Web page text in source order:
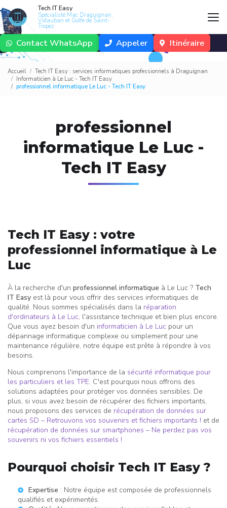
au
contenu
principal
Contact WhatsApp Appeler Itinéraire
Tech IT Easy
Spécialiste Mac Draguignan,
Vidauban et Golfe de Saint-
Tropez
Accueil
Tech IT Easy : services informatiques professionnels à Draguignan
Informaticien à Le Luc - Tech IT Easy
professionnel informatique Le Luc - Tech IT Easy
professionnel
informatique Le Luc -
Tech IT Easy
Tech IT Easy : votre
professionnel informatique à Le
Luc
À la recherche d'un professionnel informatique à Le Luc ? Tech
IT Easy est là pour vous offrir des services informatiques de
qualité. Nous sommes spécialisés dans la réparation
d'ordinateurs à Le Luc, l'assistance technique et bien plus encore.
Que vous ayez besoin d'un informaticien à Le Luc pour un
dépannage informatique complexe ou simplement pour une
maintenance régulière, notre équipe est prête à répondre à vos
besoins.
Nous comprenons l'importance de la sécurité informatique pour
les particuliers et les TPE. C'est pourquoi nous offrons des
solutions adaptées pour protéger vos données sensibles. De
plus, si vous avez besoin de récupérer des fichiers importants,
nous proposons des services de récupération de données sur
cartes SD – Retrouvons vos souvenirs et fichiers importants ! et de
récupération de données sur smartphones – Ne perdez pas vos
souvenirs ni vos fichiers essentiels !
Pourquoi choisir Tech IT Easy ?
Expertise : Notre équipe est composée de professionnels
qualifiés et expérimentés.